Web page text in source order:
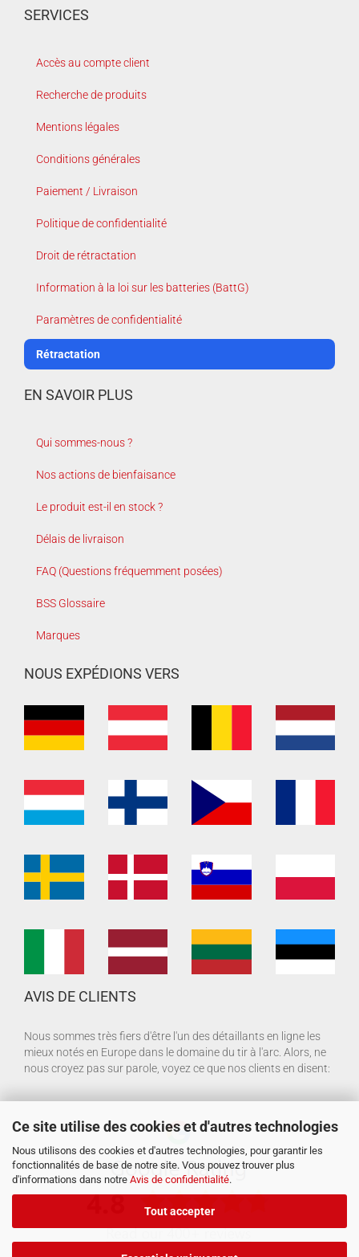
Ce site utilise des cookies et d'autres technologies
Nous utilisons des cookies et d'autres technologies, pour garantir les
fonctionnalités de base de notre site. Vous pouvez trouver plus
d'informations dans notre Avis de confidentialité.
Tout accepter
SERVICES
Accès au compte client
Recherche de produits
Mentions légales
Conditions générales
Paiement / Livraison
Politique de confidentialité
Droit de rétractation
Information à la loi sur les batteries (BattG)
Paramètres de confidentialité
Rétractation
EN SAVOIR PLUS
Qui sommes-nous ?
Nos actions de bienfaisance
Le produit est-il en stock ?
Délais de livraison
FAQ (Questions fréquemment posées)
BSS Glossaire
Marques
NOUS EXPÉDIONS VERS
AVIS DE CLIENTS
Nous sommes très fiers d'être l'un des détaillants en ligne les
mieux notés en Europe dans le domaine du tir à l'arc. Alors, ne
nous croyez pas sur parole, voyez ce que nos clients en disent: